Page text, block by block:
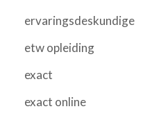
ervaringsdeskundige
etw opleiding
exact
exact online